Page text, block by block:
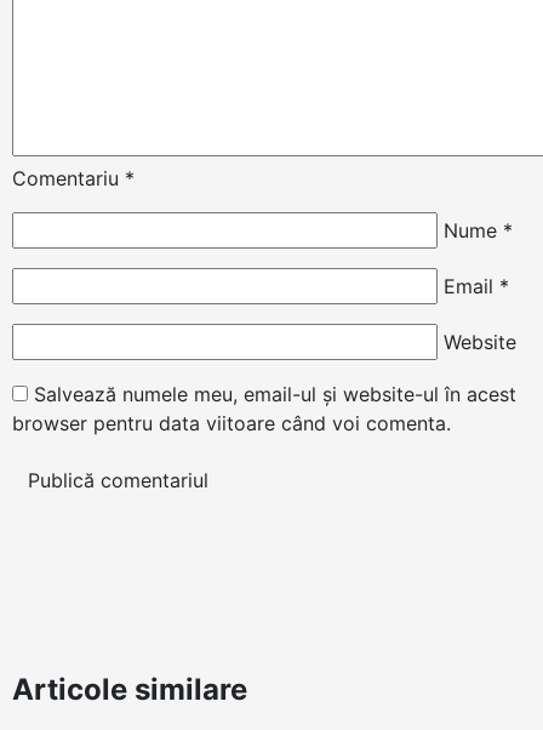
Comentariu *
Nume *
Email *
Website
Salvează numele meu, email-ul și website-ul în acest
browser pentru data viitoare când voi comenta.
Articole similare